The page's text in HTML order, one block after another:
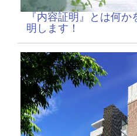
『内容証明』とは何
明します！